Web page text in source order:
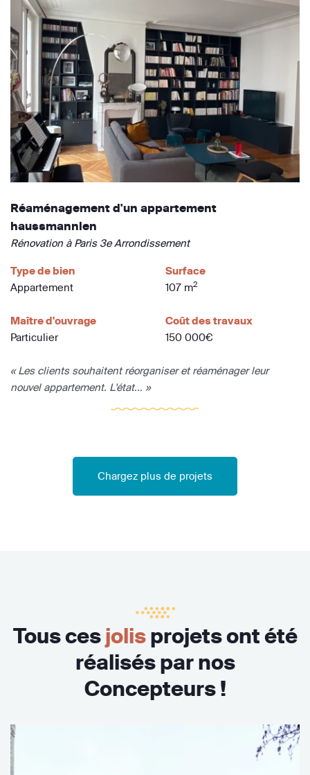
Réaménagement d'un appartement
haussmannien
Rénovation à Paris 3e Arrondissement
Type de bien
Appartement
Surface
107 m2
Maître d'ouvrage
Particulier
Coût des travaux
150 000€
« Les clients souhaitent réorganiser et réaménager leur
nouvel appartement. L'état... »
Chargez plus de projets
Tous cesjolisprojets ont été
réalisés par nos
Concepteurs !